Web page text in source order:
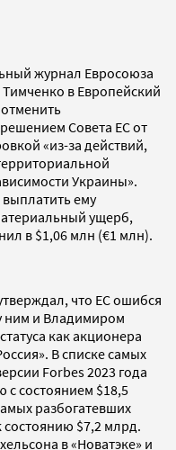
журнал Евросоюза
в Европейский
Совета ЕС от
«из-за действий,
Украины».
ему
ущерб,
в $1,06 млн (€1 млн).
что ЕС ошибся
ним и Владимиром
как акционера
В списке самых
Forbes 2023 года
состоянием $18,5
разбогатевших
$7,2 млрд.
в «Новатэке» и